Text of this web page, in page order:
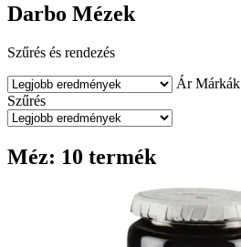
Darbo Mézek
Szűrés és rendezés
Ár Márkák
Szűrés
Méz: 10 termék